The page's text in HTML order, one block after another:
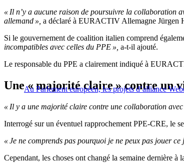
« Il n’y a aucune raison de poursuivre la collaboration
allemand », a déclaré à EURACTIV Allemagne Jürgen
Si le gouvernement de coalition italien comprend
incompatibles avec celles du PPE », a-t-il ajouté.
Le responsable du PPE a clairement indiqué à
Au Parlement européen, les projets d’alliance
Une « majorité claire » contre un
« Il y a une majorité claire contre une collaboration avec
Interrogé sur un éventuel rapprochement PPE-CRE, le
« Je ne comprends pas pourquoi je ne peux pas jouer
Cependant, les choses ont changé la semaine dernière